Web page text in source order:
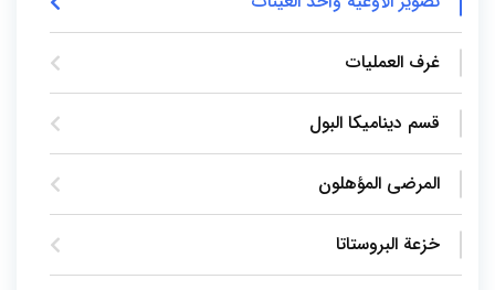
غرف العمليات
قسم ديناميكا البول
المرضى المؤهلون
خزعة البروستاتا